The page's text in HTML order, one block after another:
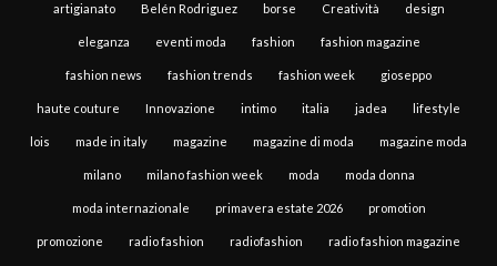
artigianato Belén Rodriguez borse Creatività design
eleganza eventi moda fashion fashion magazine
fashion news fashion trends fashion week gioseppo
haute couture Innovazione intimo italia jadea lifestyle
lois made in italy magazine magazine di moda magazine moda
milano milano fashion week moda moda donna
moda internazionale primavera estate 2026 promotion
promozione radio fashion radiofashion radio fashion magazine